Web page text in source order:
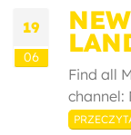
19
06
Find all
channel: